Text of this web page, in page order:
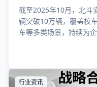
截至2025年10月，北斗
辆突破10万辆，覆盖校
车等多类场景，持续为
中的稳定性与可扩展性
行业资讯